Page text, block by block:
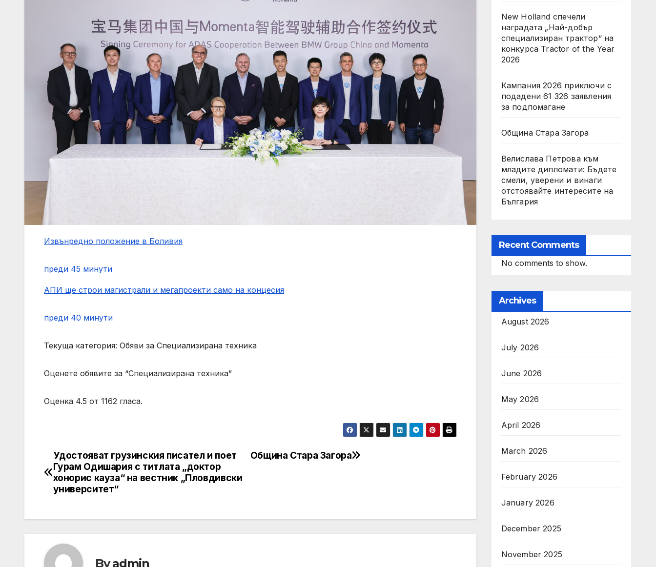
Извънредно положение в Боливия
преди 45 минути
АПИ ще строи магистрали и мегапроекти само на концесия
преди 40 минути
Текуща категория: Обяви за Специализирана техника
Оценете обявите за “Специализирана техника”
Оценка 4.5 от 1162 гласа.
Post
navigation
Община Стара Загора
Удостояват грузинския писател и поет
Гурам Одишария с титлата „доктор
хонорис кауза“ на вестник „Пловдивски
университет“
Byadmin
New Holland спечели
наградата „Най-добър
специализиран трактор“ на
конкурса Tractor of the Year
2026
Кампания 2026 приключи с
подадени 61 326 заявления
за подпомагане
Община Стара Загора
Велислава Петрова към
младите дипломати: Бъдете
смели, уверени и винаги
отстоявайте интересите на
България
Recent Comments
No comments to show.
Archives
August 2026
July 2026
June 2026
May 2026
April 2026
March 2026
February 2026
January 2026
December 2025
November 2025